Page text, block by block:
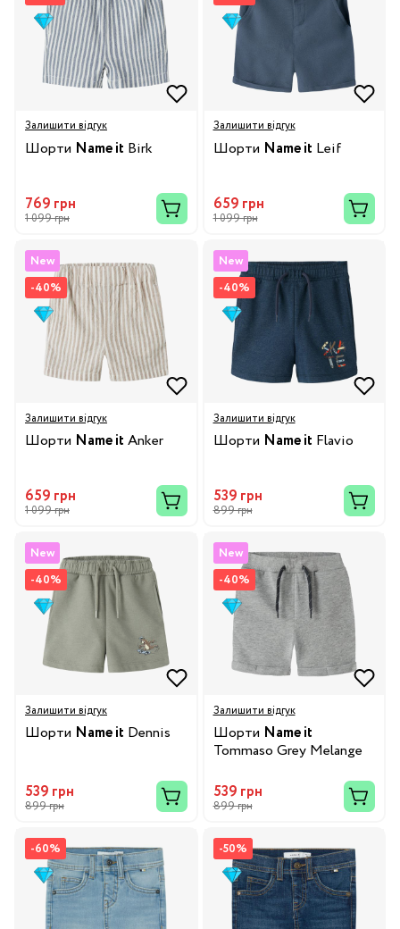
Залишити відгук
Шорти Name it Birk
769 грн
1 099 грн
Залишити відгук
Шорти Name it Leif
659 грн
1 099 грн
New
-40%
Залишити відгук
Шорти Name it Anker
659 грн
1 099 грн
New
-40%
Залишити відгук
Шорти Name it Flavio
539 грн
899 грн
New
-40%
Залишити відгук
Шорти Name it Dennis
539 грн
899 грн
New
-40%
Залишити відгук
Шорти Name it
Tommaso Grey Melange
539 грн
899 грн
-60% -50%